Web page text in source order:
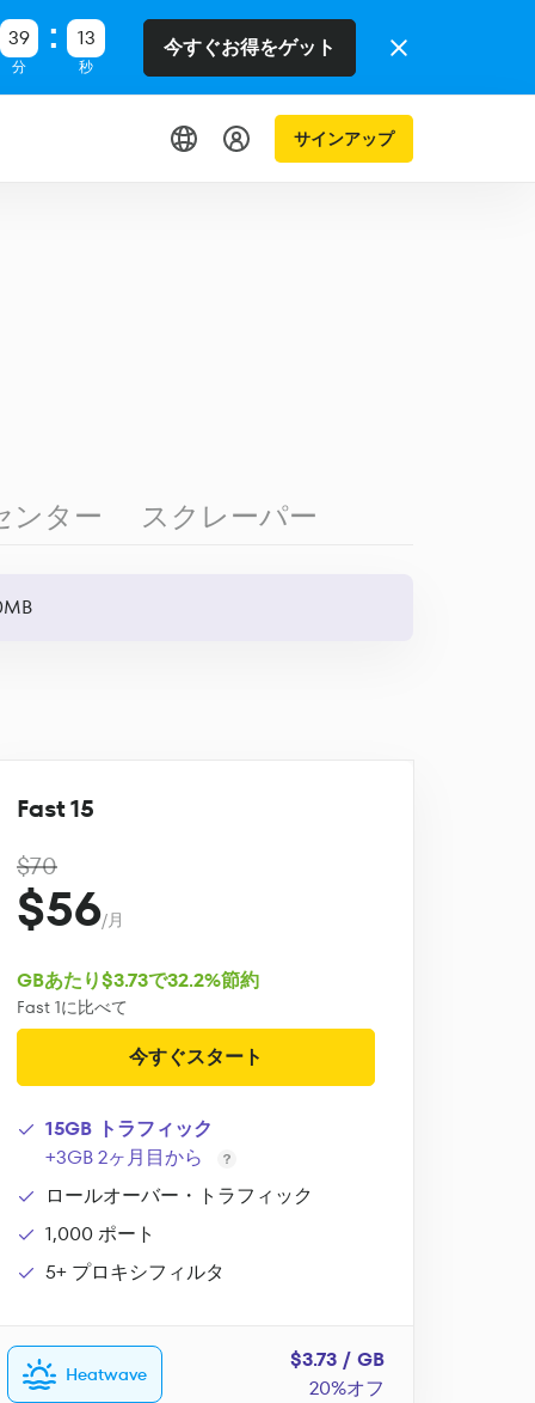
39
分
13
秒
今すぐお得をゲット
サインアップ
ンター スクレーパー
Fast 15
$70
$56/月
GBあたり$3.73で32.2%節約
Fast 1に比べて
今すぐスタート
15GB トラフィック
+3GB 2ヶ月目から
ロールオーバー・トラフィック
1,000 ポート
5+ プロキシフィルタ
Heatwave
$3.73 / GB
20%オフ